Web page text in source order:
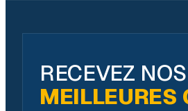
RECEVEZ NOS
MEILLEURES